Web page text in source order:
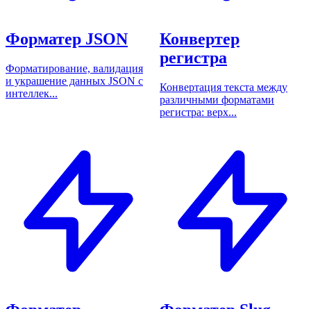
Форматер JSON
Форматирование, валидация
и украшение данных JSON с
интеллек...
Конвертер
регистра
Конвертация текста между
различными форматами
регистра: верх...